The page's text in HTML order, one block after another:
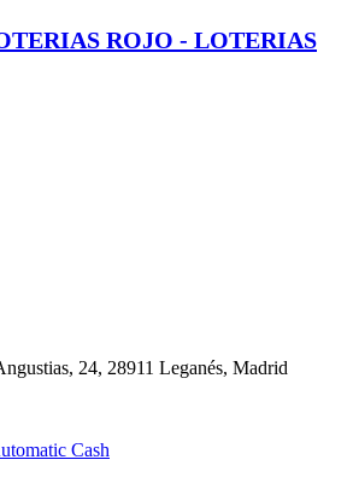
ROJO - LOTERIAS
24, 28911 Leganés, Madrid